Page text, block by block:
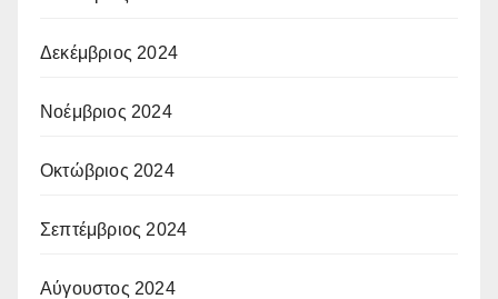
Δεκέμβριος 2024
Νοέμβριος 2024
Οκτώβριος 2024
Σεπτέμβριος 2024
Αύγουστος 2024